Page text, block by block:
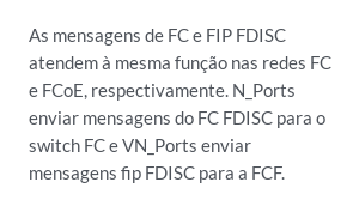
As mensagens de FC e FIP FDISC
atendem à mesma função nas redes FC
e FCoE, respectivamente. N_Ports
enviar mensagens do FC FDISC para o
switch FC e VN_Ports enviar
mensagens fip FDISC para a FCF.